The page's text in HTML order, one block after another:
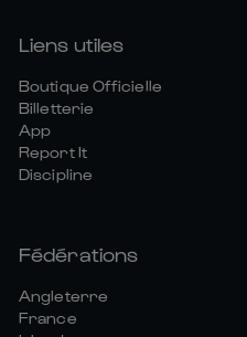
Liens utiles
Boutique Officielle
Billetterie
App
Report It
Discipline
Fédérations
Angleterre
France